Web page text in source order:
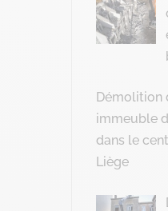
Démolition
immeuble
dans le
Liège